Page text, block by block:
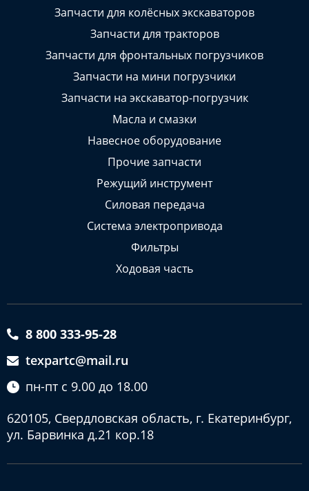
Запчасти для колёсных экскаваторов
Запчасти для тракторов
Запчасти для фронтальных погрузчиков
Запчасти на мини погрузчики
Запчасти на экскаватор-погрузчик
Масла и смазки
Навесное оборудование
Прочие запчасти
Режущий инструмент
Силовая передача
Система электропривода
Фильтры
Ходовая часть
8 800 333-95-28
texpartc@mail.ru
пн-пт с 9.00 до 18.00
620105, Свердловская область, г. Екатеринбург,
ул. Барвинка д.21 кор.18